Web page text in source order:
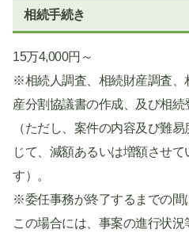
相続手続き
15万4,000円～
※相続人調査、相続財産調査、
産分割協議書の作成、及び相
（ただし、案件の内容及び難
じて、減額あるいは増額させて
す）。
※委任事務が終了するまでの間
この場合には、事案の進行状況